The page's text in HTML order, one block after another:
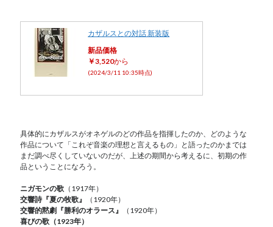
カザルスとの対話 新装版
新品価格
￥3,520から
(2024/3/11 10:35時点)
具体的にカザルスがオネゲルのどの作品を指揮したのか、どのような
作品について「これぞ音楽の理想と言えるもの」と語ったのかまでは
まだ調べ尽くしていないのだが、上述の期間から考えるに、初期の作
品ということになろう。
ニガモンの歌 （1917年）
交響詩『夏の牧歌』
（1920年）
交響的黙劇『勝利のオラース』
（1920年）
喜びの歌（1923年）